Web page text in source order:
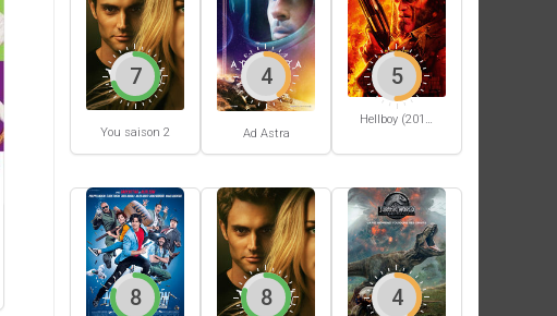
You saison 2
7
Ad Astra
4
Hellboy (2019)
5
8 8 4